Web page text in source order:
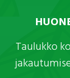
Taulukko